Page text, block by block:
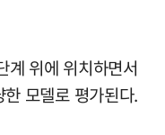
위에 위치하면서
모델로 평가된다.